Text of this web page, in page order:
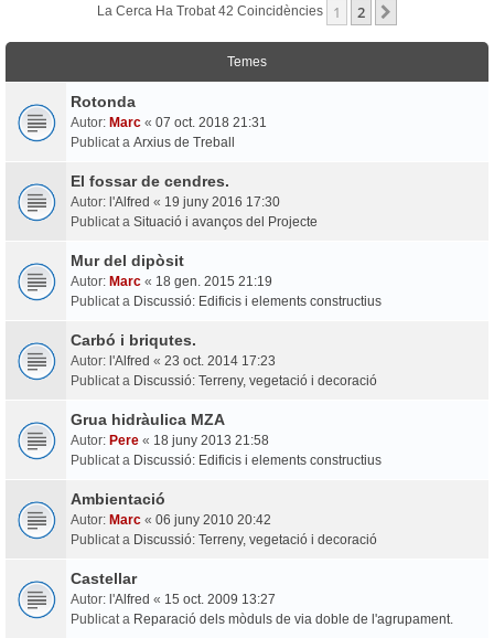
La Cerca Ha Trobat 42 Coincidències 1 2
Temes
Rotonda
Autor: Marc « 07 oct. 2018 21:31
Publicat a Arxius de Treball
El fossar de cendres.
Autor: l'Alfred « 19 juny 2016 17:30
Publicat a Situació i avanços del Projecte
Mur del dipòsit
Autor: Marc « 18 gen. 2015 21:19
Publicat a Discussió: Edificis i elements constructius
Carbó i briqutes.
Autor: l'Alfred « 23 oct. 2014 17:23
Publicat a Discussió: Terreny, vegetació i decoració
Grua hidràulica MZA
Autor: Pere « 18 juny 2013 21:58
Publicat a Discussió: Edificis i elements constructius
Ambientació
Autor: Marc « 06 juny 2010 20:42
Publicat a Discussió: Terreny, vegetació i decoració
Castellar
Autor: l'Alfred « 15 oct. 2009 13:27
Publicat a Reparació dels mòduls de via doble de l'agrupament.